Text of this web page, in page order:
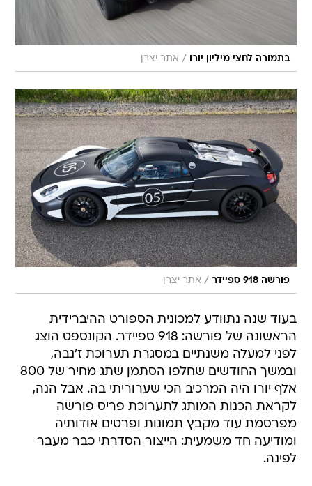
בתמורה לחצי מיליון יורו / אתר יצרן
פורשה 918 ספיידר / אתר יצרן
בעוד שנה נתוודע למכונית הספורט ההיברידית
הראשונה של פורשה: 918 ספיידר. הקונספט הוצג
לפני למעלה משנתיים במסגרת תערוכת ז'נבה,
ובמשך החודשים שחלפו הסתמן שתג מחיר של 800
אלף יורו היה המרכיב הכי שערוריתי בה. אבל הנה,
לקראת הכנות המותג לתערוכת פריס פורשה
מפרסמת עוד מקבץ תמונות ופרטים אודותיה
ומודיעה חד משמעית: הייצור הסדרתי כבר מעבר
לפינה.